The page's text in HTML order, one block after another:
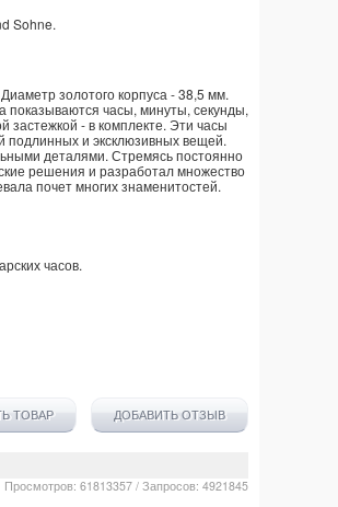
Sohne.
золотого корпуса - 38,5 мм.
показываются часы, минуты, секунды,
застежкой - в комплекте. Эти часы
и эксклюзивных вещей.
деталями. Стремясь постоянно
решения и разработал множество
почет многих знаменитостей.
часов.
ТОВАР ДОБАВИТЬ ОТЗЫВ
Просмотров: 61813357 / Запросов: 4921845